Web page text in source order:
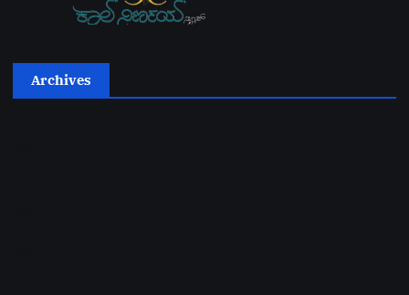
Archives